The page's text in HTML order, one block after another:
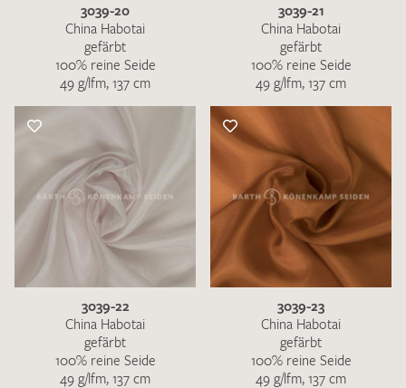
3039-20
China Habotai
gefärbt
100% reine Seide
49 g/lfm, 137 cm
3039-21
China Habotai
gefärbt
100% reine Seide
49 g/lfm, 137 cm
3039-22
China Habotai
gefärbt
100% reine Seide
49 g/lfm, 137 cm
3039-23
China Habotai
gefärbt
100% reine Seide
49 g/lfm, 137 cm